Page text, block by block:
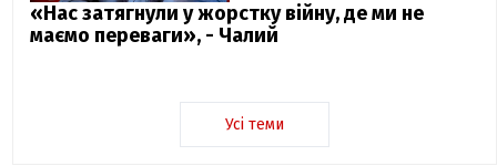
«Нас затягнули у жорстку війну, де ми не
маємо переваги», - Чалий
Усі теми